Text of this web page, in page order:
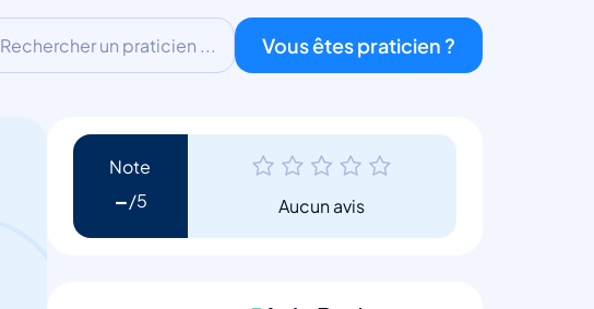
Rechercher un praticien ... Vous êtes praticien ?
Note
- Aucun avis